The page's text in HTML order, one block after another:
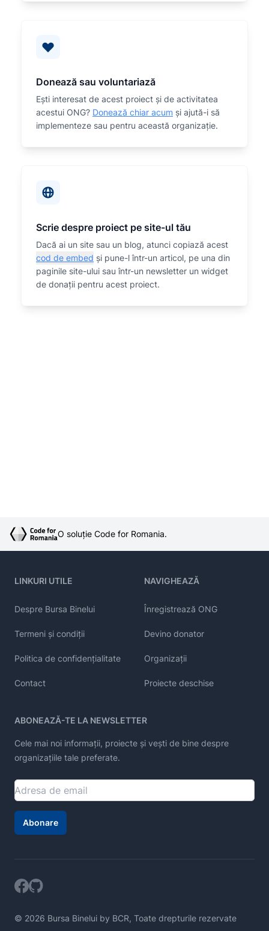
Donează sau voluntariază
Eşti interesat de acest proiect și de activitatea
acestui ONG? Donează chiar acum și ajută-i să
implementeze sau pentru această organizaţie.
Scrie despre proiect pe site-ul tău
Dacă ai un site sau un blog, atunci copiază acest
cod de embed și pune-l într-un articol, pe una din
paginile site-ului sau într-un newsletter un widget
de donații pentru acest proiect.
O soluție Code for Romania.
LINKURI UTILE
Despre Bursa Binelui
Termeni și condiții
Politica de confidențialitate
Contact
NAVIGHEAZĂ
Înregistrează ONG
Devino donator
Organizații
Proiecte deschise
ABONEAZĂ-TE LA NEWSLETTER
Cele mai noi informații, proiecte și vești de bine despre
organizațiile tale preferate.
Abonare
© 2026 Bursa Binelui by BCR, Toate drepturile rezervate